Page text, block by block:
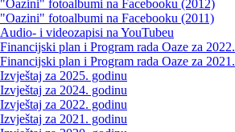
"Oazini" fotoalbumi na Facebooku (2012)
"Oazini" fotoalbumi na Facebooku (2011)
Audio- i videozapisi na YouTubeu
Financijski plan i Program rada Oaze za 2022.
Financijski plan i Program rada Oaze za 2021.
Izvještaj za 2025. godinu
Izvještaj za 2024. godinu
Izvještaj za 2022. godinu
Izvještaj za 2021. godinu